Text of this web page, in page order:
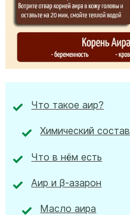
Что такое аир?
Химический состав
Что в нём есть
Аир и β-азарон
Масло аира